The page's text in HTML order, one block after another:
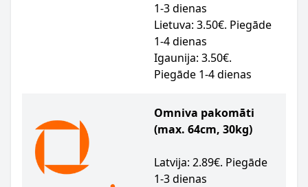
1-3 dienas
Lietuva: 3.50€. Piegāde
1-4 dienas
Igaunija: 3.50€.
Piegāde 1-4 dienas
Omniva pakomāti
(max. 64cm, 30kg)
Latvija: 2.89€. Piegāde
1-3 dienas